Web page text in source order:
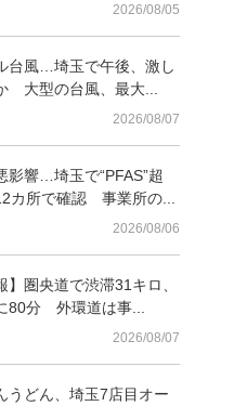
2026/08/05
台風…埼玉で午後、激し
大型の台風、最大...
2026/08/07
影響…埼玉で“PFAS”超
カ所で確認 事業所の...
2026/08/06
】圏央道で渋滞31キロ、
80分 外環道は事...
2026/08/07
うどん、埼玉7店目オー